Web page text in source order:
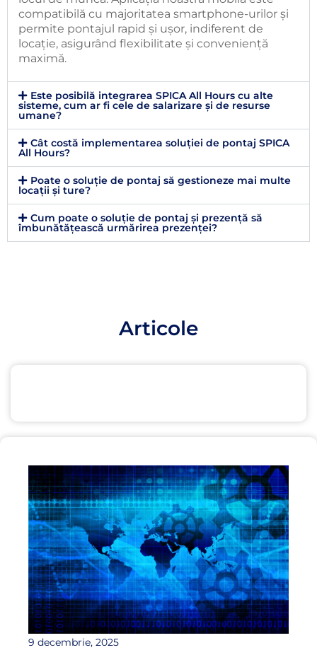
compatibilă cu majoritatea smartphone-urilor și
permite pontajul rapid și ușor, indiferent de
locație, asigurând flexibilitate și conveniență
maximă.
Este posibilă integrarea SPICA All Hours cu alte
sisteme, cum ar fi cele de salarizare și de resurse
umane?
Cât costă implementarea soluției de pontaj SPICA
All Hours?
Poate o soluție de pontaj să gestioneze mai multe
locații și ture?
Cum poate o soluție de pontaj și prezență să
îmbunătățească urmărirea prezenței?
Articole
9 decembrie, 2025